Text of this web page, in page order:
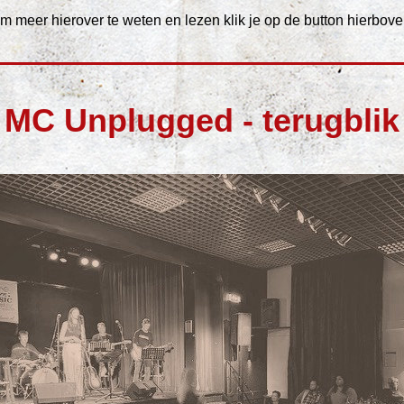
meer hierover te weten en lezen klik je op de button
MC Unplugged - terugblik